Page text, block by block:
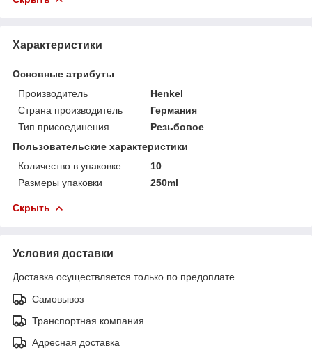
Характеристики
Основные атрибуты
Производитель
Henkel
Страна производитель
Германия
Тип присоединения
Резьбовое
Пользовательские характеристики
Количество в упаковке
10
Размеры упаковки
250ml
Скрыть
Условия доставки
Доставка осуществляется только по предоплате.
Самовывоз
Транспортная компания
Адресная доставка